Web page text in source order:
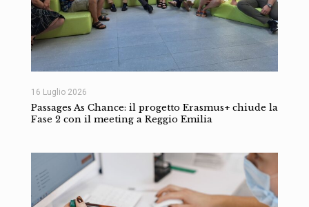
16 Luglio 2026
Passages As Chance: il progetto Erasmus+ chiude la
Fase 2 con il meeting a Reggio Emilia